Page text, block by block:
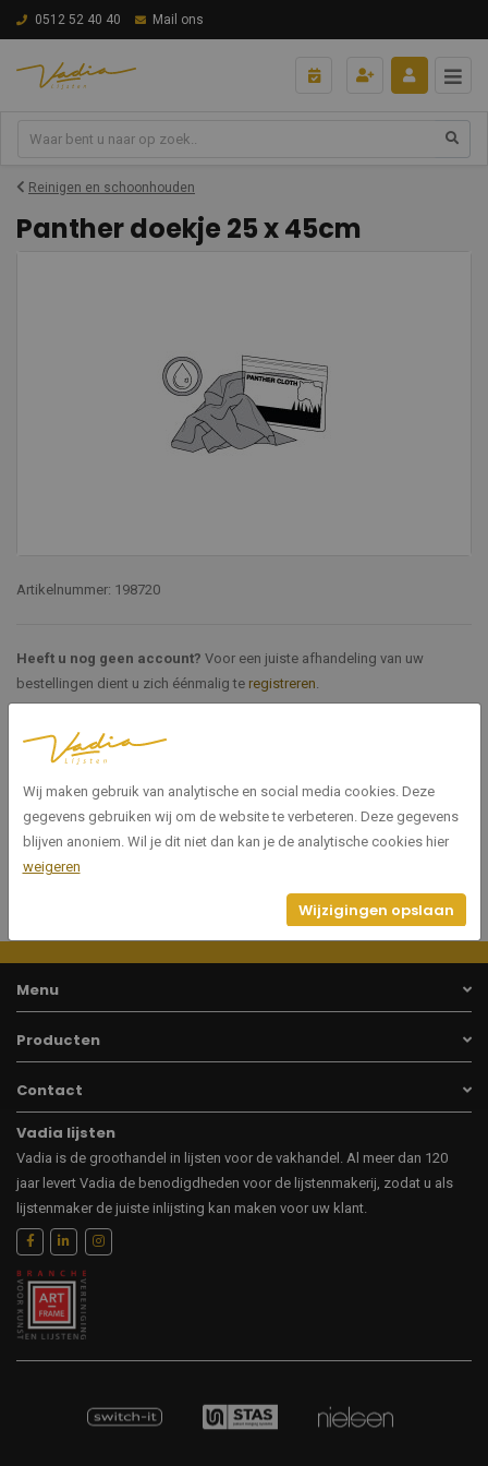
0512 52 40 40 Mail ons
Reinigen en schoonhouden
Panther doekje 25 x 45cm
Artikelnummer: 198720
Heeft u nog geen account? Voor een juiste afhandeling van uw
bestellingen dient u zich éénmalig te registreren.
Specificaties
Artikelnummer 198720
Menu
Producten
Contact
Vadia lijsten
Vadia is de groothandel in lijsten voor de vakhandel. Al meer dan 120
jaar levert Vadia de benodigdheden voor de lijstenmakerij, zodat u als
lijstenmaker de juiste inlijsting kan maken voor uw klant.
Wij maken gebruik van analytische en social media cookies. Deze
gegevens gebruiken wij om de website te verbeteren. Deze gegevens
blijven anoniem. Wil je dit niet dan kan je de analytische cookies hier
weigeren
Wijzigingen opslaan